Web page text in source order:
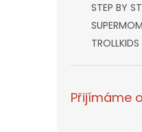
STEP BY
SUPERMOM
TROLLKIDS
Přijímáme